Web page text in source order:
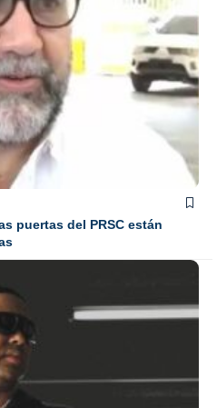
puertas del PRSC están